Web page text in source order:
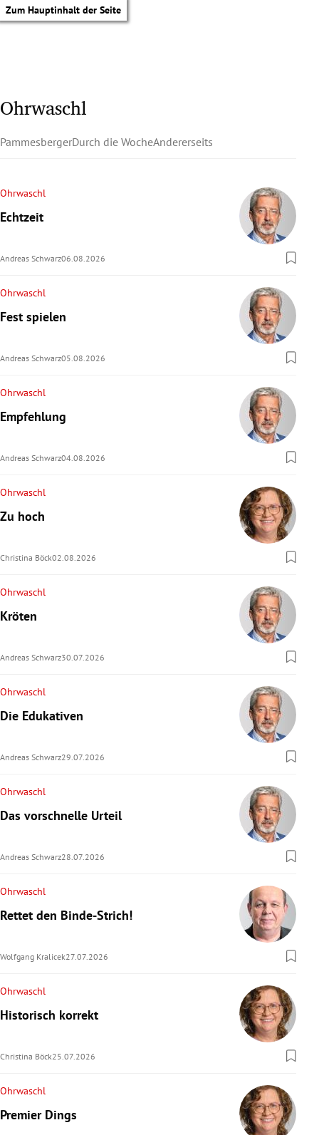
Zum Hauptinhalt der Seite
Untermenü
Ohrwaschl
PammesbergerDurch die WocheAndererseits
Ohrwaschl
Echtzeit
Andreas Schwarz06.08.2026
Ohrwaschl
Fest spielen
Andreas Schwarz05.08.2026
Ohrwaschl
Empfehlung
Andreas Schwarz04.08.2026
Ohrwaschl
Zu hoch
Christina Böck02.08.2026
Ohrwaschl
Kröten
Andreas Schwarz30.07.2026
Ohrwaschl
Die Edukativen
Andreas Schwarz29.07.2026
Ohrwaschl
Das vorschnelle Urteil
Andreas Schwarz28.07.2026
Ohrwaschl
Rettet den Binde-Strich!
Wolfgang Kralicek27.07.2026
Ohrwaschl
Historisch korrekt
Christina Böck25.07.2026
Ohrwaschl
Premier Dings